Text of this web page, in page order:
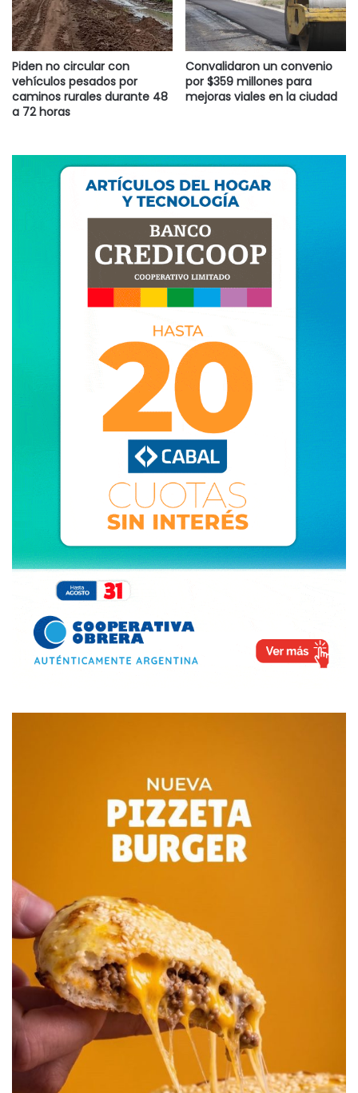
Piden no circular con
vehículos pesados por
caminos rurales durante 48
a 72 horas
Convalidaron un convenio
por $359 millones para
mejoras viales en la ciudad